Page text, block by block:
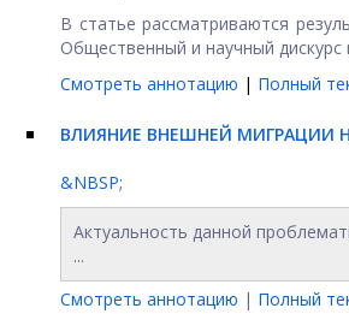
В статье рассматриваются
Общественный и научный дискурс
Смотреть аннотацию | Полный
ВЛИЯНИЕ ВНЕШНЕЙ МИГРАЦИИ
&NBSP;
Актуальность данной
...
Смотреть аннотацию | Полный